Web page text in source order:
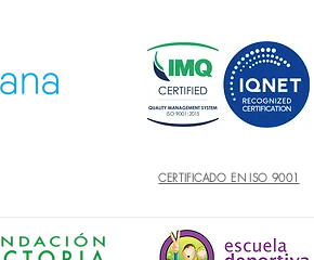
CERTIFICADO EN ISO 9001